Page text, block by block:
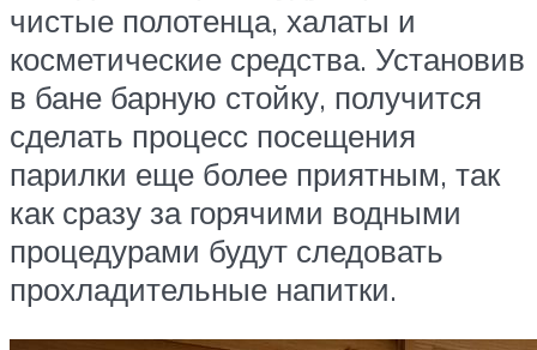
чистые полотенца, халаты и
косметические средства. Установив
в бане барную стойку, получится
сделать процесс посещения
парилки еще более приятным, так
как сразу за горячими водными
процедурами будут следовать
прохладительные напитки.